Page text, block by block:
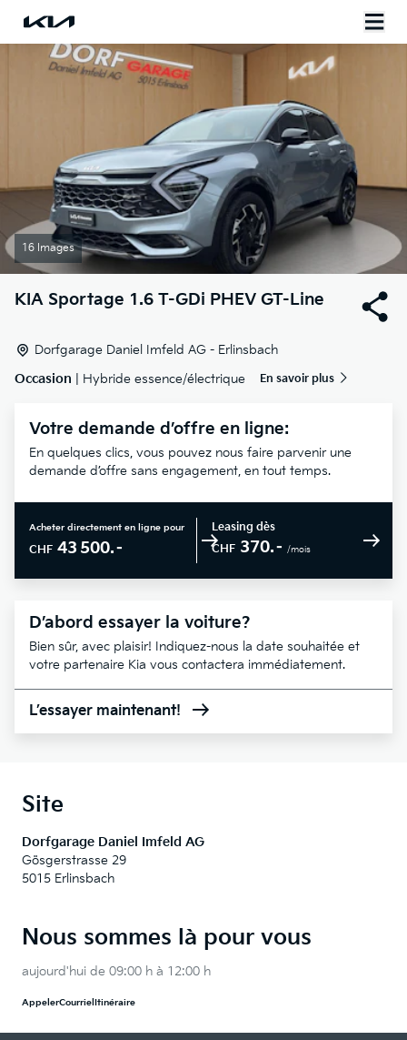
16 Images
KIA Sportage 1.6 T-GDi PHEV GT-Line
Dorfgarage Daniel Imfeld AG - Erlinsbach
Occasion | Hybride essence/électrique En savoir plus
Votre demande d’offre en ligne:
En quelques clics, vous pouvez nous faire parvenir une
demande d’offre sans engagement, en tout temps.
Acheter directement en ligne pour
CHF 43 500.–
Leasing dès
CHF 370.– /mois
D’abord essayer la voiture?
Bien sûr, avec plaisir! Indiquez-nous la date souhaitée et
votre partenaire Kia vous contactera immédiatement.
L’essayer maintenant!
Site
Dorfgarage Daniel Imfeld AG
Gösgerstrasse 29
5015 Erlinsbach
Nous sommes là pour vous
aujourd'hui de 09:00 h à 12:00 h
AppelerCourriel Itinéraire